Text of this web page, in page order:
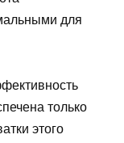
для
только
этого